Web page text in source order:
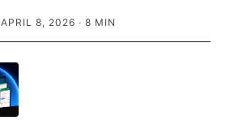
APRIL 8, 2026 · 8 MIN